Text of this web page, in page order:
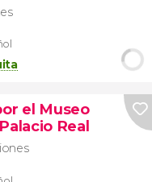
el Museo
Real